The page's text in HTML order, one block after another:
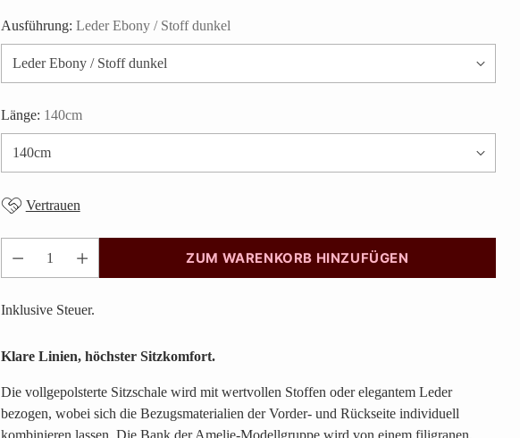
Ausführung: Leder Ebony / Stoff dunkel
Länge: 140cm
Vertrauen
Anzahl
ZUM WARENKORB HINZUFÜGEN
Inklusive Steuer.
Klare Linien, höchster Sitzkomfort.
Die vollgepolsterte Sitzschale wird mit wertvollen Stoffen oder elegantem Leder
bezogen, wobei sich die Bezugsmaterialien der Vorder- und Rückseite individuell
kombinieren lassen. Die Bank der Amelie-Modellgruppe wird von einem filigranen,